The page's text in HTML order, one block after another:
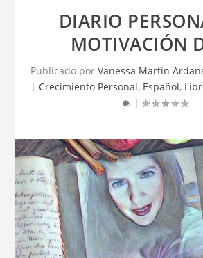
DIARIO
MOTIVACIÓN
Publicado por Vanessa Martín
| Crecimiento Personal, Español,
|